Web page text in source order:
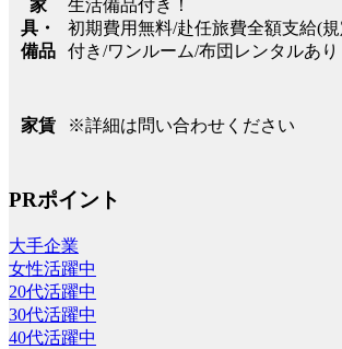
家
具・
備品
生活備品付き！
初期費用無料/赴任旅費全額支給(
付き/ワンルーム/布団レンタルあり
家賃 ※詳細は問い合わせください
PRポイント
大手企業
女性活躍中
20代活躍中
30代活躍中
40代活躍中